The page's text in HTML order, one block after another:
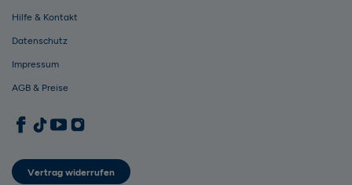
Hilfe & Kontakt
Datenschutz
Impressum
AGB & Preise
1822direkt auf Facebook
1822direkt auf TikTok
1822direkt auf YouTube
1822direkt auf Instagram
Vertrag widerrufen